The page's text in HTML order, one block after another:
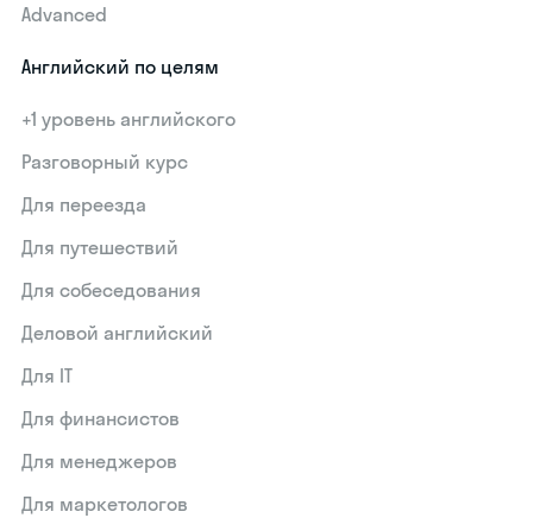
Advanced
Английский по целям
+1 уровень английского
Разговорный курс
Для переезда
Для путешествий
Для собеседования
Деловой английский
Для IT
Для финансистов
Для менеджеров
Для маркетологов